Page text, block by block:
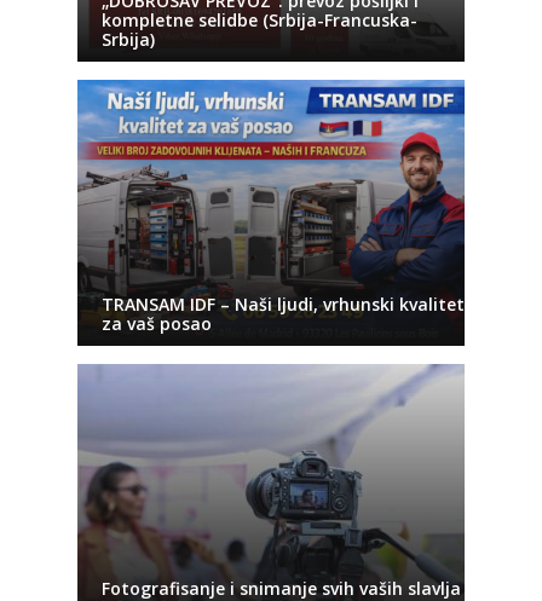
kompletne selidbe (Srbija-Francuska-
Srbija)
TRANSAM IDF – Naši ljudi, vrhunski kvalitet
za vaš posao
Fotografisanje i snimanje svih vaših slavlja